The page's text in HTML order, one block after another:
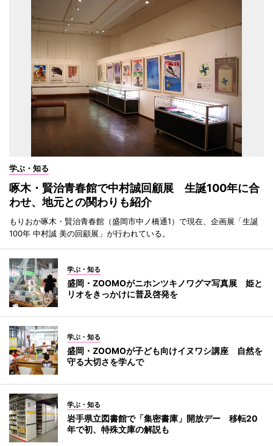
学ぶ・知る
啄木・賢治青春館で中村誠回顧展 生誕100年に合
わせ、地元との関わりも紹介
もりおか啄木・賢治青春館（盛岡市中ノ橋通1）で現在、企画展「生誕
100年 中村誠 美の回顧展」が行われている。
学ぶ・知る
盛岡・ZOOMOがニホンツキノワグマ写真展 姫と
リオをきっかけに普及啓発を
学ぶ・知る
盛岡・ZOOMOが子ども向けイヌワシ講座 自然を
守る大切さを学んで
学ぶ・知る
岩手県立図書館で「集密書庫」開放デー 移転20
年で初、特殊文庫の解説も